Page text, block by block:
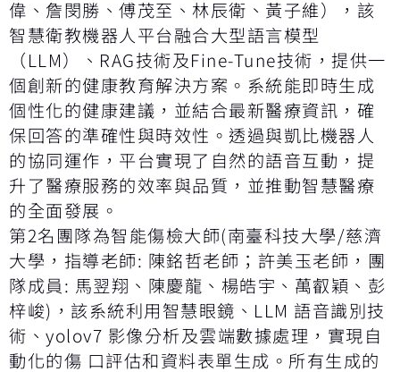
偉、詹閔勝、傅茂至、林辰衛、黃子維），該
智慧衛教機器人平台融合大型語言模型
（LLM）、RAG技術及Fine-Tune技術，提供一
個創新的健康教育解決方案。系統能即時生成
個性化的健康建議，並結合最新醫療資訊，確
保回答的準確性與時效性。透過與凱比機器人
的協同運作，平台實現了自然的語音互動，提
升了醫療服務的效率與品質，並推動智慧醫療
的全面發展。
第2名團隊為智能傷檢大師(南臺科技大學/慈濟
大學，指導老師: 陳銘哲老師；許美玉老師，團
隊成員: 馬翌翔、陳慶龍、楊皓宇、萬叡穎、彭
梓峻)，該系統利用智慧眼鏡、LLM 語音識別技
術、yolov7 影像分析及雲端數據處理，實現自
動化的傷 口評估和資料表單生成。所有生成的